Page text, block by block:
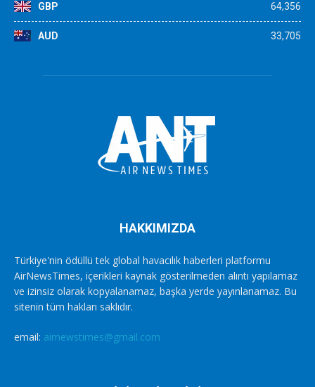
GBP 64,356
AUD 33,705
HAKKIMIZDA
Türkiye'nin ödüllü tek global havacılık haberleri platformu
AirNewsTimes, içerikleri kaynak gösterilmeden alıntı yapılamaz
ve izinsiz olarak kopyalanamaz, başka yerde yayınlanamaz. Bu
sitenin tüm hakları saklıdır.
email: airnewstimes@gmail.com